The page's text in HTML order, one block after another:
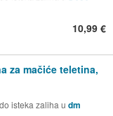
10,99 €
za mačiće teletina,
isteka zaliha u dm